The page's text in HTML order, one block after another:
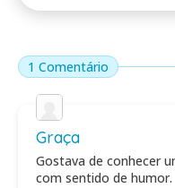
1 Comentário
Graça
Gostava de conhecer
com sentido de humor.